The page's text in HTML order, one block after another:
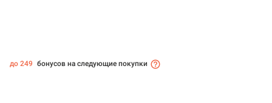
до 249 бонусов на следующие покупки